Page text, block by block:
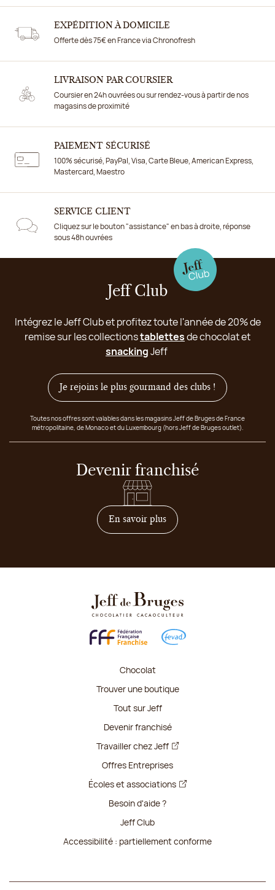
EXPÉDITION À DOMICILE
Offerte dès 75€ en France via Chronofresh
LIVRAISON PAR COURSIER
Coursier en 24h ouvrées ou sur rendez-vous à partir de nos
magasins de proximité
PAIEMENT SÉCURISÉ
100% sécurisé, PayPal, Visa, Carte Bleue, American Express,
Mastercard, Maestro
SERVICE CLIENT
Cliquez sur le bouton "assistance" en bas à droite, réponse
sous 48h ouvrées
Jeff Club
Intégrez le Jeff Club et profitez toute l'année de 20% de
remise sur les collectionstablettesde chocolat et
snackingJeff
Je rejoins le plus gourmand des clubs !
Toutes nos offres sont valables dans les magasins Jeff de Bruges de France
métropolitaine, de Monaco et du Luxembourg (hors Jeff de Bruges outlet).
Devenir franchisé
En savoir plussur comment devenir
Chocolat
Trouver une boutique
Tout sur Jeff
Devenir franchisé
Travailler chez Jeff
Offres Entreprises
Écoles et associations
Besoin d'aide ?
Jeff Club
Accessibilité : partiellement conforme